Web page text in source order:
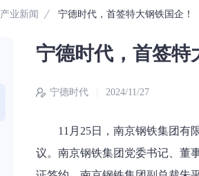
产业新闻 宁德时代，首签特大钢铁国企！
宁德时代，首签特
宁德时代 2024/11/27
11月25日，南京钢铁集团有
议。南京钢铁集团党委书记、董